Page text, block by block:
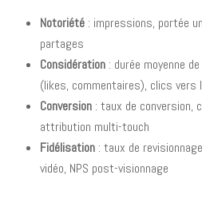
Notoriété: impressions, portée
partages
Considération: durée moyenne
(likes, commentaires), clics vers
Conversion: taux de conversion,
attribution multi-touch
Fidélisation: taux de
vidéo, NPS post-visionnage